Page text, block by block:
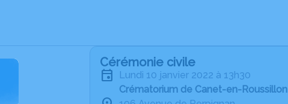
Cérémonie civile
lundi 10 janvier 2022 à 13h30
Crématorium de Canet-en-Roussillon